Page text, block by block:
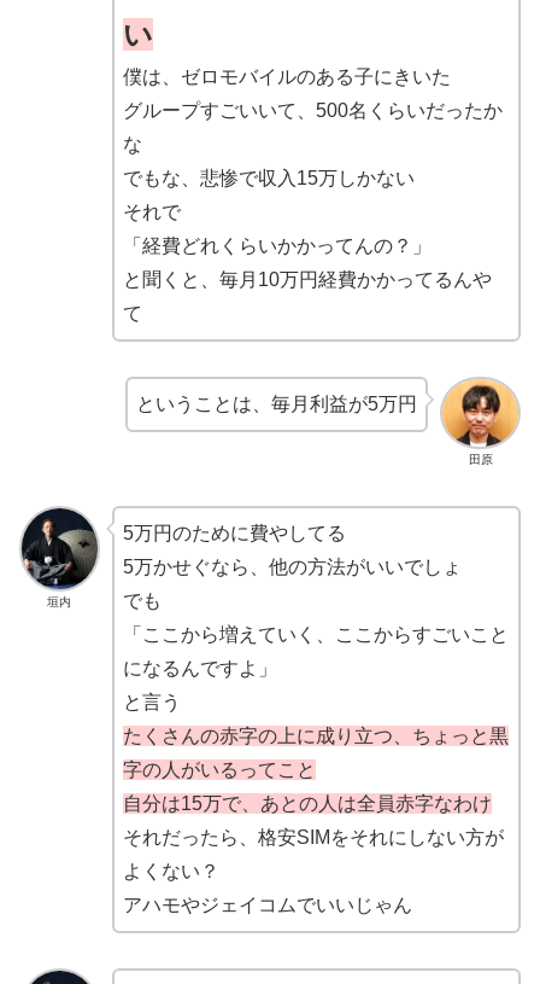
い
僕は、ゼロモバイルのある子にきいた
グループすごいいて、500名くらいだったか
な
でもな、悲惨で収入15万しかない
それで
「経費どれくらいかかってんの？」
と聞くと、毎月10万円経費かかってるんや
て
田原
ということは、毎月利益が5万円
垣内
5万円のために費やしてる
5万かせぐなら、他の方法がいいでしょ
でも
「ここから増えていく、ここからすごいこと
になるんですよ」
と言う
たくさんの赤字の上に成り立つ、ちょっと黒
字の人がいるってこと
自分は15万で、あとの人は全員赤字なわけ
それだったら、格安SIMをそれにしない方が
よくない？
アハモやジェイコムでいいじゃん